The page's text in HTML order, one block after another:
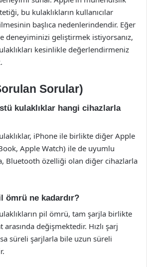
bu kulaklıkların kullanıcılar
başlıca nedenlerindendir. Eğer
deneyiminizi geliştirmek istiyorsanız,
kesinlikle değerlendirmeniz
Sorular)
kulaklıklar hangi cihazlarla
iPhone ile birlikte diğer Apple
Apple Watch) ile de uyumlu
Bluetooth özelliği olan diğer cihazlarla
ömrü ne kadardır?
pil ömrü, tam şarjla birlikte
değişmektedir. Hızlı şarj
süreli şarjlarla bile uzun süreli